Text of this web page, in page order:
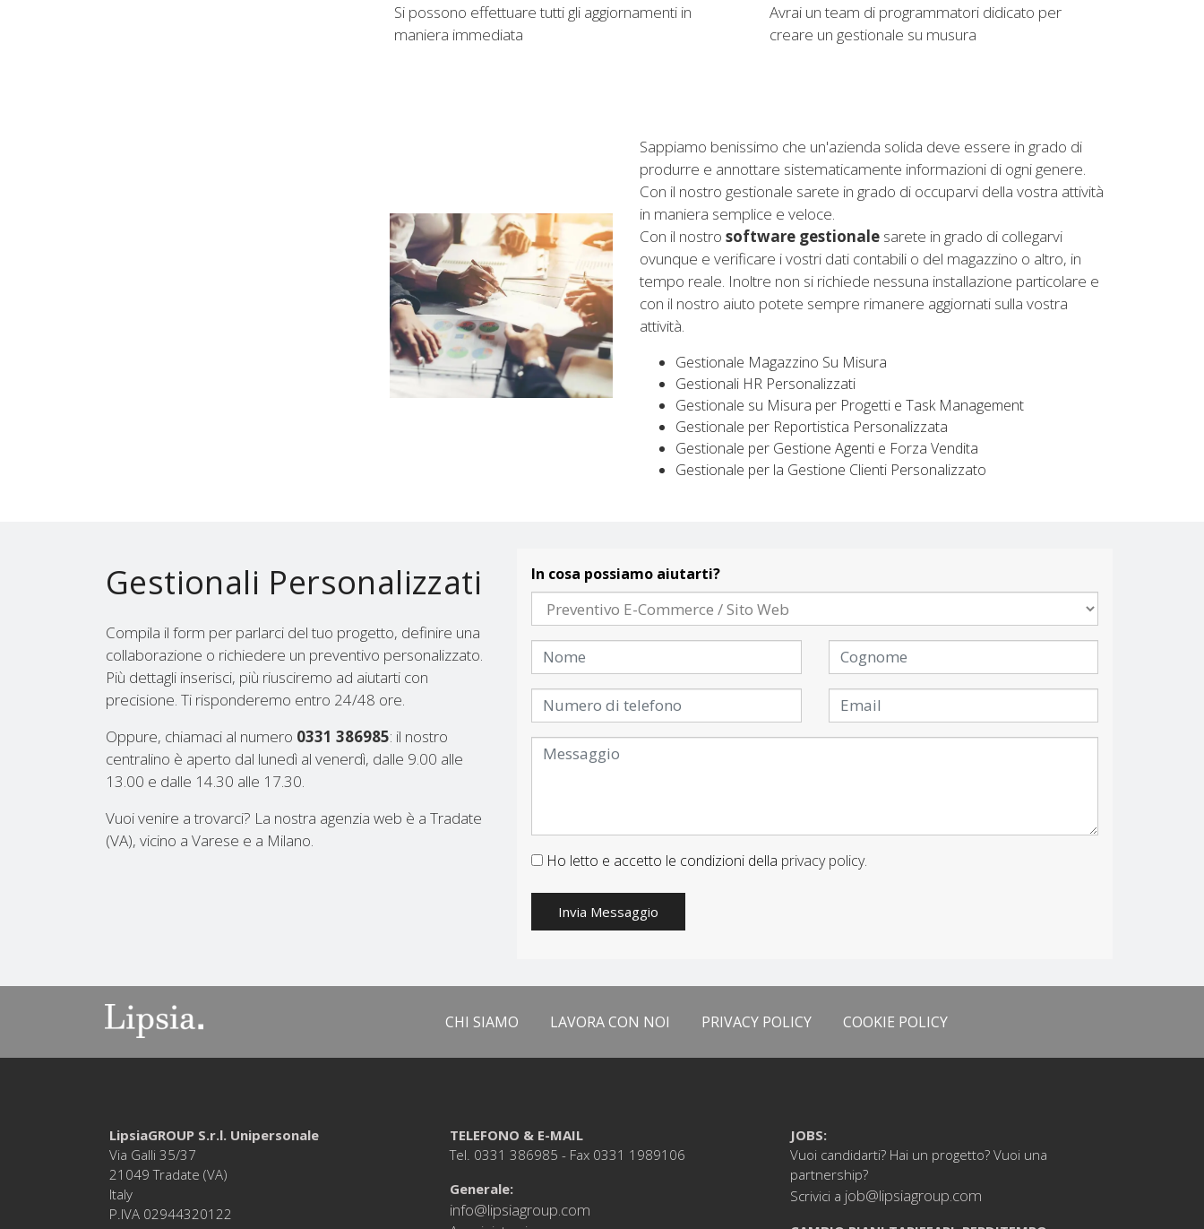
Si possono effettuare tutti gli aggiornamenti in
maniera immediata
Avrai un team di programmatori didicato per
creare un gestionale su musura
Sappiamo benissimo che un'azienda solida deve essere in grado di
produrre e annottare sistematicamente informazioni di ogni genere.
Con il nostro gestionale sarete in grado di occuparvi della vostra attività
in maniera semplice e veloce.
Con il nostro software gestionalesarete in grado di collegarvi
ovunque e verificare i vostri dati contabili o del magazzino o altro, in
tempo reale. Inoltre non si richiede nessuna installazione particolare e
con il nostro aiuto potete sempre rimanere aggiornati sulla vostra
attività.
Gestionale Magazzino Su Misura
Gestionali HR Personalizzati
Gestionale su Misura per Progetti e Task Management
Gestionale per Reportistica Personalizzata
Gestionale per Gestione Agenti e Forza Vendita
Gestionale per la Gestione Clienti Personalizzato
Gestionali Personalizzati
Compila il form per parlarci del tuo progetto, definire una
collaborazione o richiedere un preventivo personalizzato.
Più dettagli inserisci, più riusciremo ad aiutarti con
precisione. Ti risponderemo entro 24/48 ore.
Oppure, chiamaci al numero 0331 386985: il nostro
centralino è aperto dal lunedì al venerdì, dalle 9.00 alle
13.00 e dalle 14.30 alle 17.30.
Vuoi venire a trovarci? La nostra agenzia web è a Tradate
(VA), vicino a Varese e a Milano.
In cosa possiamo aiutarti?
Ho letto e accetto le condizioni della privacy policy.
Invia Messaggio
CHI SIAMO LAVORA CON NOI PRIVACY POLICY COOKIE POLICY
LipsiaGROUP S.r.l. Unipersonale
Via Galli 35/37
21049 Tradate (VA)
Italy
P.IVA 02944320122
TELEFONO & E-MAIL
Tel. 0331 386985 - Fax 0331 1989106
Generale:
info@lipsiagroup.com
JOBS:
Vuoi candidarti? Hai un progetto? Vuoi una
partnership?
Scrivici a job@lipsiagroup.com